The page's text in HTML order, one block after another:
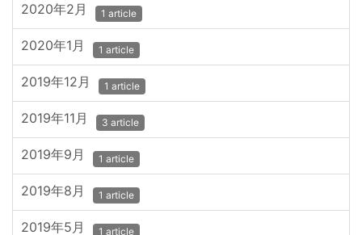
2020年2月 1 article
2020年1月 1 article
2019年12月 1 article
2019年11月 3 article
2019年9月 1 article
2019年8月 1 article
2019年5月 1 article